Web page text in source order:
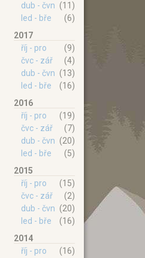
dub - čvn (11)
led - bře
(6)
2017
říj - pro
(9)
čvc - zář
(4)
dub - čvn (13)
led - bře
(16)
2016
říj - pro
(19)
čvc - zář
(7)
dub - čvn (20)
led - bře
(5)
2015
říj - pro
(15)
čvc - zář
(2)
dub - čvn (20)
led - bře
(16)
2014
říj - pro
(16)